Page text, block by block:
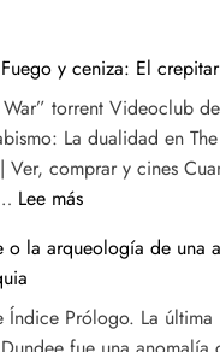
y ceniza: El
torrent Videoclub
La dualidad en
comprar y cines
Lee más:
o
Avatar
o la arqueología de una
Prólogo. La